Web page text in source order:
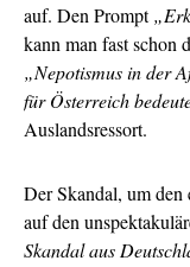
auf. Den Prompt
kann man fast schon
„Nepotismus in der
für Österreich
Auslandsressort.
Der Skandal, um den
auf den
Skandal aus